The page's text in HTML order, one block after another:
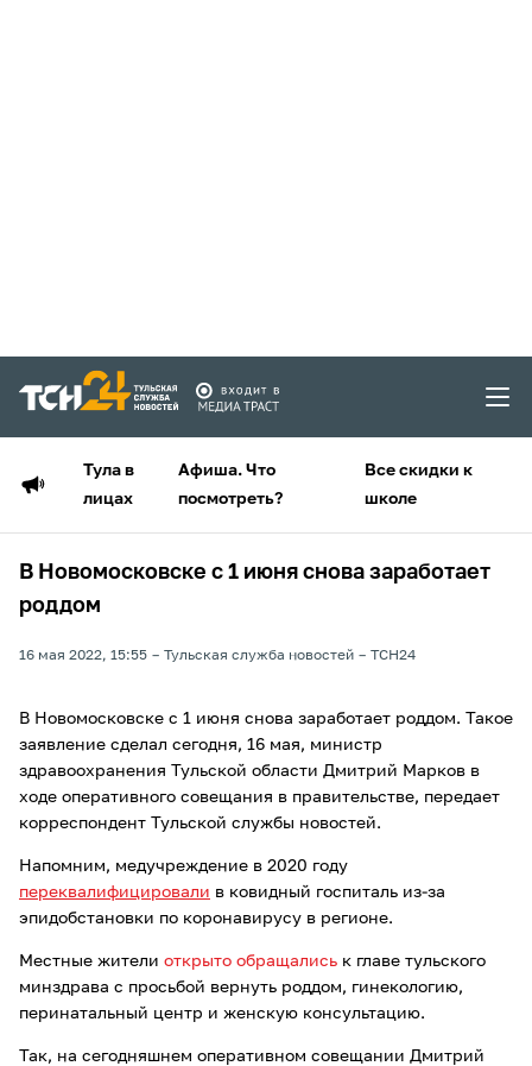
Тула в
лицах
Афиша. Что
посмотреть?
Все скидки к
школе
В Новомосковске с 1 июня снова заработает
роддом
16 мая 2022, 15:55 Тульская служба новостей ТСН24
В Новомосковске с 1 июня снова заработает роддом. Такое
заявление сделал сегодня, 16 мая, министр
здравоохранения Тульской области Дмитрий Марков в
ходе оперативного совещания в правительстве, передает
корреспондент Тульской службы новостей.
Напомним, медучреждение в 2020 году
переквалифицировали в ковидный госпиталь из-за
эпидобстановки по коронавирусу в регионе.
Местные жители открыто обращались к главе тульского
минздрава с просьбой вернуть роддом, гинекологию,
перинатальный центр и женскую консультацию.
Так, на сегодняшнем оперативном совещании Дмитрий